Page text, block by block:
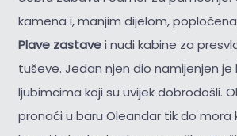
kamena i, manjim dijelom,
Plave zastavei nudi kabine za
tuševe. Jedan njen dio namijenjen je
ljubimcima koji su uvijek dobrodošli.
pronaći u baru Oleandar tik do mora